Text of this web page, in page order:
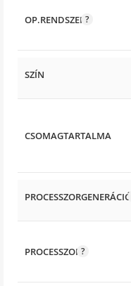
OP.RENDSZER
SZÍN
CSOMAGTARTALMA
PROCESSZORGENERÁCIÓ
PROCESSZOR